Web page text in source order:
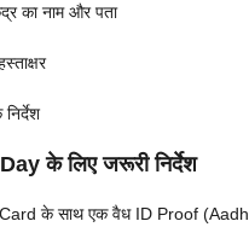
का नाम और पता
के लिए जरूरी निर्देश
के साथ एक वैध ID Proof